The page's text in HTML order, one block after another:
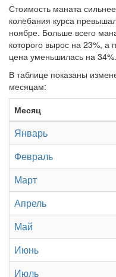
Стоимость маната
колебания курса
ноябре. Больше всего
которого вырос на 23%, а
цена уменьшилась на 34%.
В таблице показаны
месяцам:
Месяц
Январь
Февраль
Март
Апрель
Май
Июнь
Июль